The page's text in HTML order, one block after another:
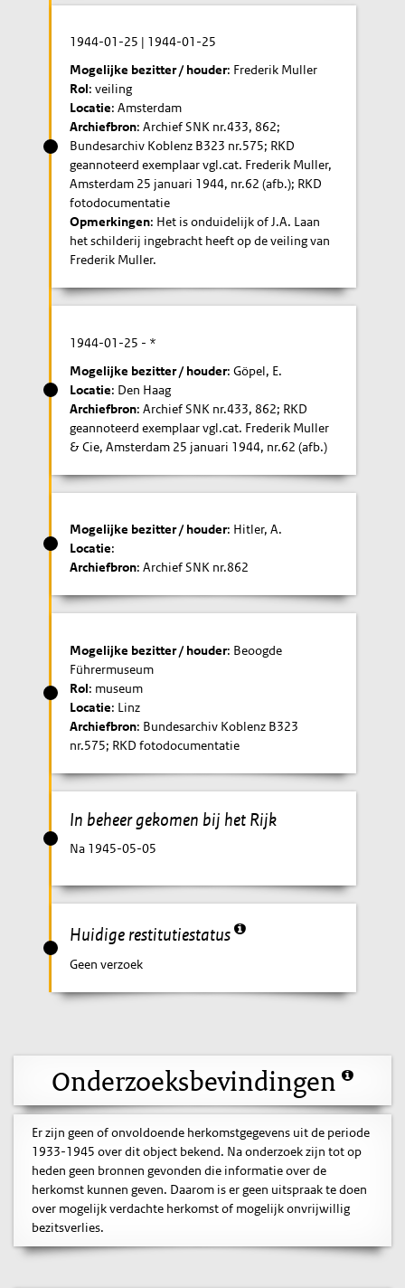
1944-01-25 | 1944-01-25
Mogelijke bezitter / houder: Frederik Muller
Rol: veiling
Locatie: Amsterdam
Archiefbron: Archief SNK nr.433, 862;
Bundesarchiv Koblenz B323 nr.575; RKD
geannoteerd exemplaar vgl.cat. Frederik Muller,
Amsterdam 25 januari 1944, nr.62 (afb.); RKD
fotodocumentatie
Opmerkingen: Het is onduidelijk of J.A. Laan
het schilderij ingebracht heeft op de veiling van
Frederik Muller.
1944-01-25 - *
Mogelijke bezitter / houder: Göpel, E.
Locatie: Den Haag
Archiefbron: Archief SNK nr.433, 862; RKD
geannoteerd exemplaar vgl.cat. Frederik Muller
& Cie, Amsterdam 25 januari 1944, nr.62 (afb.)
Mogelijke bezitter / houder: Hitler, A.
Locatie:
Archiefbron: Archief SNK nr.862
Mogelijke bezitter / houder: Beoogde
Führermuseum
Rol: museum
Locatie: Linz
Archiefbron: Bundesarchiv Koblenz B323
nr.575; RKD fotodocumentatie
In beheer gekomen bij het Rijk
Na 1945-05-05
Huidige restitutiestatus
Geen verzoek
Onderzoeksbevindingen
Er zijn geen of onvoldoende herkomstgegevens uit de periode
1933-1945 over dit object bekend. Na onderzoek zijn tot op
heden geen bronnen gevonden die informatie over de
herkomst kunnen geven. Daarom is er geen uitspraak te doen
over mogelijk verdachte herkomst of mogelijk onvrijwillig
bezitsverlies.